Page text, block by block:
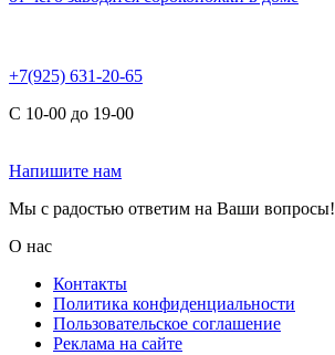
+7(925) 631-20-65
С 10-00 до 19-00
Напишите нам
Мы с радостью ответим на Ваши вопросы!
О нас
Контакты
Политика конфиденциальности
Пользовательское соглашение
Реклама на сайте